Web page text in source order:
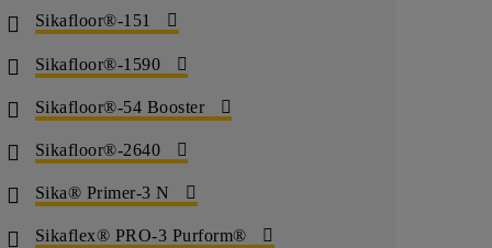
Sikafloor®-151
Sikafloor®-1590
Sikafloor®-54 Booster
Sikafloor®-2640
Sika® Primer-3 N
Sikaflex® PRO-3 Purform®